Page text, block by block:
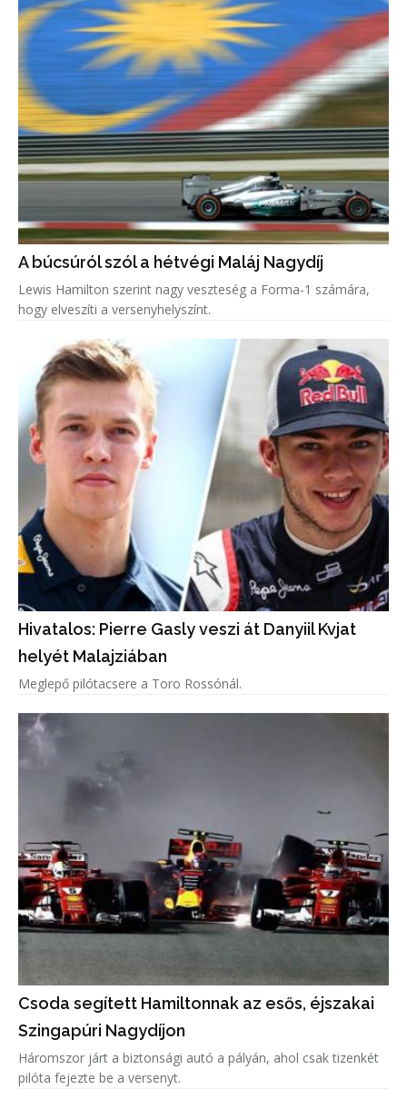
A búcsúról szól a hétvégi Maláj Nagydíj
Lewis Hamilton szerint nagy veszteség a Forma-1 számára,
hogy elveszíti a versenyhelyszínt.
Hivatalos: Pierre Gasly veszi át Danyiil Kvjat
helyét Malajziában
Meglepő pilótacsere a Toro Rossónál.
Csoda segített Hamiltonnak az esős, éjszakai
Szingapúri Nagydíjon
Háromszor járt a biztonsági autó a pályán, ahol csak tizenkét
pilóta fejezte be a versenyt.